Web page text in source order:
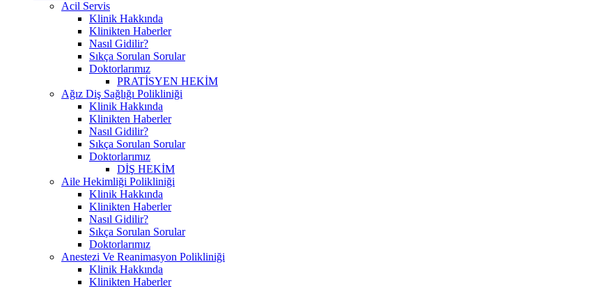
Acil Servis
Klinik Hakkında
Klinikten Haberler
Nasıl Gidilir?
Sıkça Sorulan Sorular
Doktorlarımız
PRATİSYEN HEKİM
Ağız Diş Sağlığı Polikliniği
Klinik Hakkında
Klinikten Haberler
Nasıl Gidilir?
Sıkça Sorulan Sorular
Doktorlarımız
DİŞ HEKİM
Aile Hekimliği Polikliniği
Klinik Hakkında
Klinikten Haberler
Nasıl Gidilir?
Sıkça Sorulan Sorular
Doktorlarımız
Anestezi Ve Reanimasyon Polikliniği
Klinik Hakkında
Klinikten Haberler